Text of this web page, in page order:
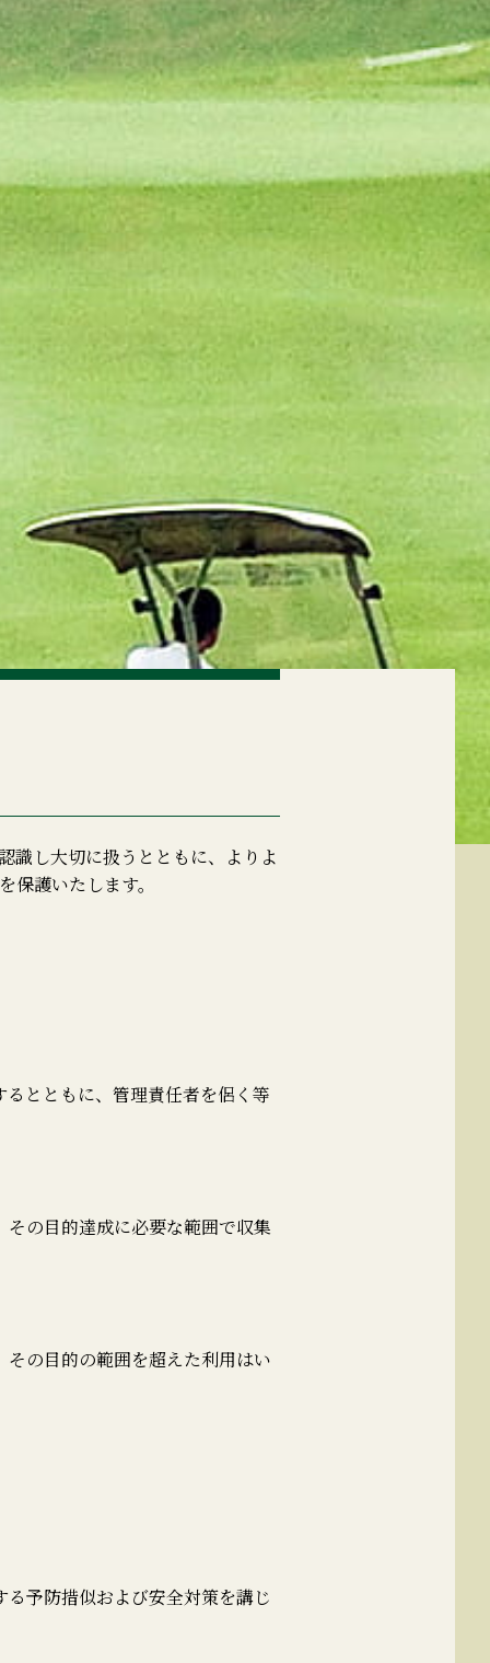
識し大切に扱うとともに、よりよ
護いたします。
とともに、管理責任者を侶く等
の目的達成に必要な範囲で収集
の目的の範囲を超えた利用はい
予防措似および安全対策を講じ